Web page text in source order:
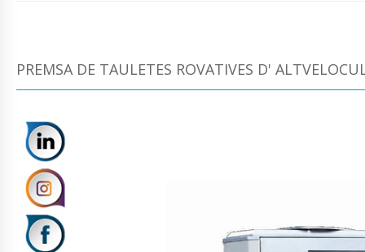
PREMSA DE TAULETES ROVATIVES D'